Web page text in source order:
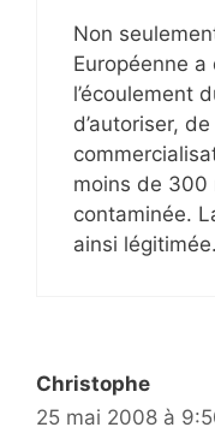
Non
Européenne
l’écoulement
d’autoriser,
moins de 300
contaminée.
ainsi
Christophe
25 mai 2008 à